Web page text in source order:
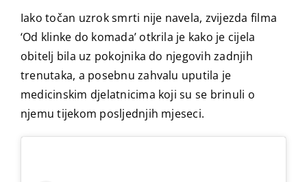
Iako točan uzrok smrti nije navela, zvijezda filma
‘Od klinke do komada’ otkrila je kako je cijela
obitelj bila uz pokojnika do njegovih zadnjih
trenutaka, a posebnu zahvalu uputila je
medicinskim djelatnicima koji su se brinuli o
njemu tijekom posljednjih mjeseci.